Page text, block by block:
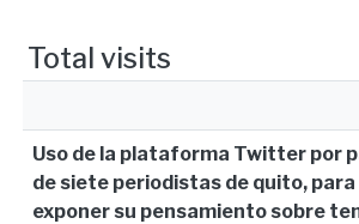
Total visits
Uso de la plataforma Twitter por
de siete periodistas de quito, para
exponer su pensamiento sobre